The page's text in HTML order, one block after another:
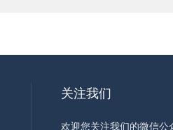
关注我们
欢迎您关注我们的微信公